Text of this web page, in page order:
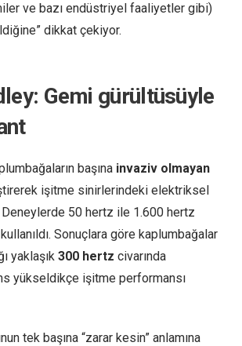
ve bazı endüstriyel faaliyetler gibi)
dikkat çekiyor.
Gemi gürültüsüyle
başına invaziv olmayan
işitme sinirlerindeki elektriksel
Deneylerde 50 hertz ile 1.600 hertz
Sonuçlara göre kaplumbağalar
yaklaşık 300 hertz civarında
yükseldikçe işitme performansı
tek başına “zarar kesin” anlamına